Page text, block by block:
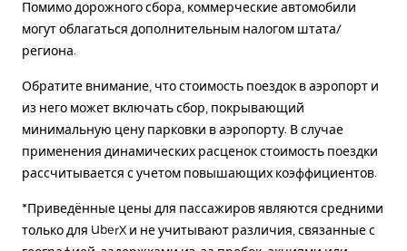
Помимо дорожного сбора, коммерческие автомобили
могут облагаться дополнительным налогом штата/
региона.
Обратите внимание, что стоимость поездок в аэропорт и
из него может включать сбор, покрывающий
минимальную цену парковки в аэропорту. В случае
применения динамических расценок стоимость поездки
рассчитывается с учетом повышающих коэффициентов.
*Приведённые цены для пассажиров являются средними
только для UberX и не учитывают различия, связанные с